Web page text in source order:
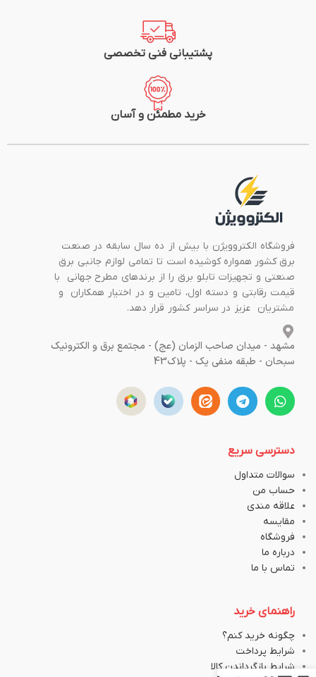
پشتیبانی فنی تخصصی
خرید مطمئن و آسان
فروشگاه الکتروویژن با بیش از ده سال سابقه در صنعت
برق کشور همواره کوشیده است تا تمامی لوازم جانبی برق
صنعتی و تجهیزات تابلو برق را از برندهای مطرح جهانی با
قیمت رقابتی و دسته اول، تامین و در اختیار همکاران و
مشتریان عزیز در سراسر کشور قرار دهد.
مشهد - میدان صاحب الزمان (عج) - مجتمع برق و الکترونیک
سبحان - طبقه منفی یک - پلاک43
دسترسی سریع
سوالات متداول
حساب من
علاقه مندی
مقایسه
فروشگاه
درباره ما
تماس با ما
راهنمای خرید
چگونه خرید کنم؟
شرایط پرداخت
شرایط بازگرداندن کالا